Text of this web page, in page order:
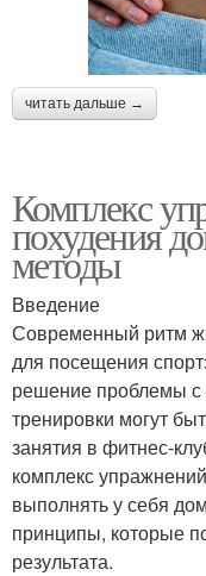
читать дальше →
Комплекс
похудения
методы
Введение
Современный ритм
для посещения
решение проблемы
тренировки могут
занятия в фитнес-
комплекс
выполнять у себя
принципы, которые
результата.